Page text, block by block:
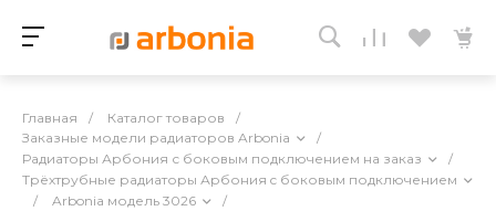
Главная / Каталог товаров
/
Заказные модели радиаторов Arbonia
/
Радиаторы Арбония с боковым подключением на заказ
/
Трёхтрубные радиаторы Арбония c боковым подключением
/
Arbonia модель 3026
/